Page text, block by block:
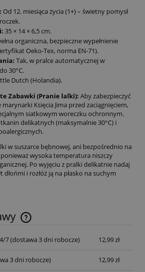
Od 12. miesiąca życia (1+) – świetny pomysł
35 × 14 × 6,5 cm.
organiczna, bezpieczne wypełnienie
Oeko-Tex, norma EN-71).
Tak, w pralce automatycznej w
30°C.
Dutch (Holandia).
Zabawki (Pranie lalki): Aby zabezpieczyć
Księcia Jima przed zaciągnięciem,
siatkowym woreczku ochronnym.
delikatnych (maksymalnie 30°C) i
w suszarce bębnowej, ani bezpośrednio na
wysoka temperatura niszczy
Po wyjęciu z pralki delikatnie nadaj
dłońmi i rozłóż ją na płasko na suchym
7(dostawa 3 dni robocze) 12,99 zł
3 dni robocze) 12,99 zł